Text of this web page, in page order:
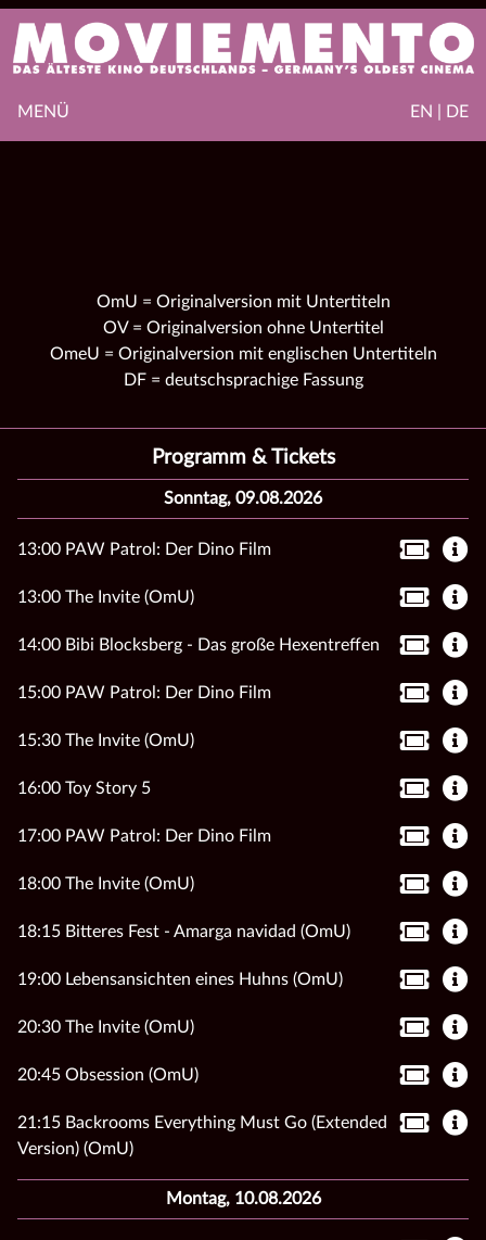
EN | DE
MENÜ
OmU = Originalversion mit Untertiteln
OV = Originalversion ohne Untertitel
OmeU = Originalversion mit englischen Untertiteln
DF = deutschsprachige Fassung
Programm & Tickets
Sonntag, 09.08.2026
13:00 PAW Patrol: Der Dino Film
13:00 The Invite (OmU)
14:00 Bibi Blocksberg - Das große Hexentreffen
15:00 PAW Patrol: Der Dino Film
15:30 The Invite (OmU)
16:00 Toy Story 5
17:00 PAW Patrol: Der Dino Film
18:00 The Invite (OmU)
18:15 Bitteres Fest - Amarga navidad (OmU)
19:00 Lebensansichten eines Huhns (OmU)
20:30 The Invite (OmU)
20:45 Obsession (OmU)
21:15 Backrooms Everything Must Go (Extended
Version) (OmU)
Montag, 10.08.2026